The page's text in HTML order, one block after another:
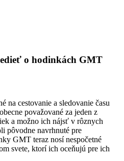
o hodinkách GMT
na cestovanie a sledovanie času
považované za jeden z
a možno ich nájsť v rôznych
pôvodne navrhnuté pre
GMT teraz nosí nespočetné
svete, ktorí ich oceňujú pre ich